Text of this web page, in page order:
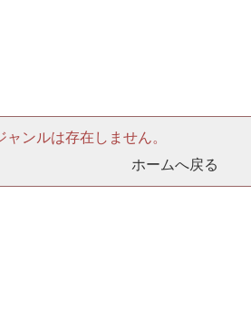
ンルは存在しません。
ホームへ戻る